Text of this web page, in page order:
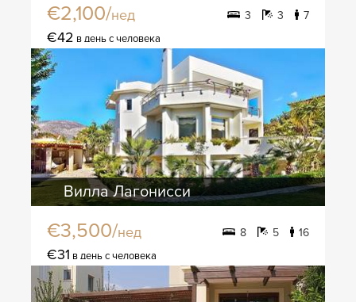
€2,100/нед 3 3 7
€42 в день с человека
Вилла Лагонисси
€3,500/нед 8 5 16
€31 в день с человека